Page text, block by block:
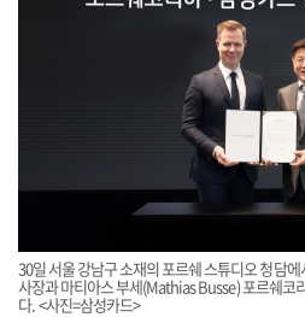
30일 서울 강남구 소재의 포르쉐 스튜디오 청담
사장과 마티아스 부세(Mathias Busse) 포르쉐코
다. <사진=삼성카드>